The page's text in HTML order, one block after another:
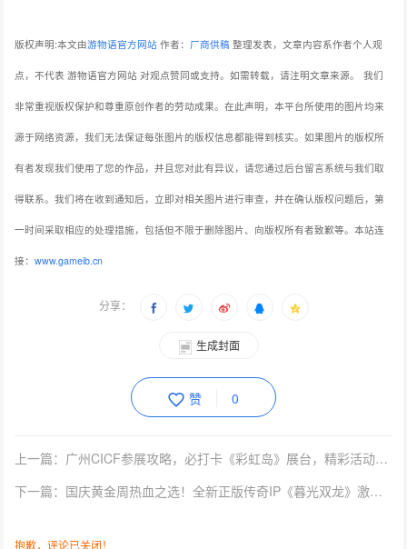
版权声明:本文由游物语官方网站 作者： 厂商供稿 整理发表，文章内容系作者个人观
点，不代表 游物语官方网站 对观点赞同或支持。如需转载，请注明文章来源。 我们
非常重视版权保护和尊重原创作者的劳动成果。在此声明，本平台所使用的图片均来
源于网络资源，我们无法保证每张图片的版权信息都能得到核实。如果图片的版权所
有者发现我们使用了您的作品，并且您对此有异议，请您通过后台留言系统与我们取
得联系。我们将在收到通知后，立即对相关图片进行审查，并在确认版权问题后，第
一时间采取相应的处理措施，包括但不限于删除图片、向版权所有者致歉等。本站连
接：www.gameib.cn
分享：
生成封面
赞 0
上一篇：广州CICF参展攻略，必打卡《彩虹岛》展台，精彩活动抢先看！
下一篇：国庆黄金周热血之选！全新正版传奇IP《暮光双龙》激情游玩指南
抱歉，评论已关闭！